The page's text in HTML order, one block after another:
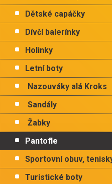
Dětské capáčky
Dívčí balerínky
Holinky
Letní boty
Nazouváky alá Kroks
Sandály
Žabky
Pantofle
Sportovní obuv,
Turistické boty